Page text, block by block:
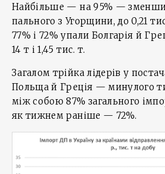
Найбільше — на 95% —
пального з Угорщини, до 0,21
77% і 72% упали Болгарія й
14 т і 1,45 тис. т.
Загалом трійка лідерів у
Польща й Греція — минулого
між собою 87% загального
як тижнем раніше — 72%.